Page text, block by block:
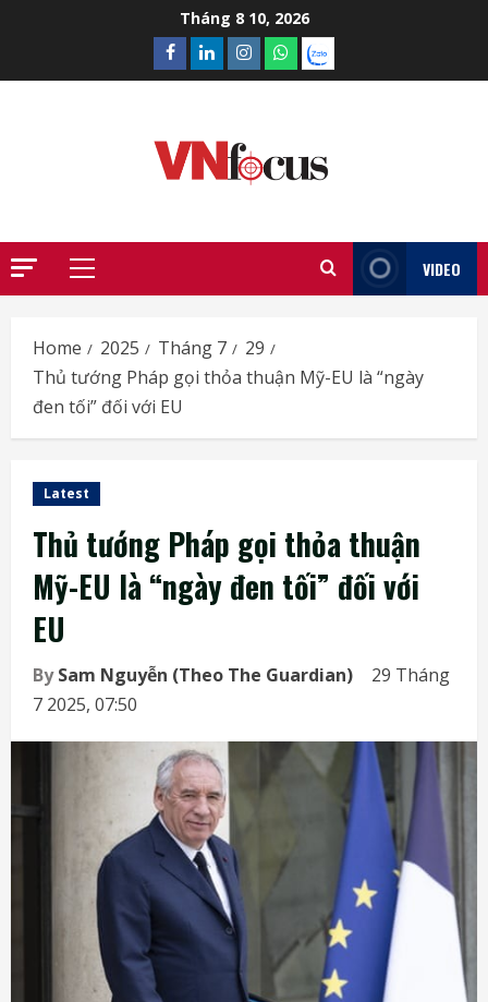
Tháng 8 10, 2026
Facebook
LinkedinInstagram
What’sapp
Zalo
Primary
VIDEO
Home 2025 Tháng 7
29
Thủ tướng Pháp gọi thỏa thuận Mỹ-EU là “ngày
đen tối” đối với EU
Latest
Thủ tướng Pháp gọi thỏa thuận
Mỹ-EU là “ngày đen tối” đối với
EU
BySam Nguyễn (Theo The Guardian)
29 Tháng
7 2025, 07:50